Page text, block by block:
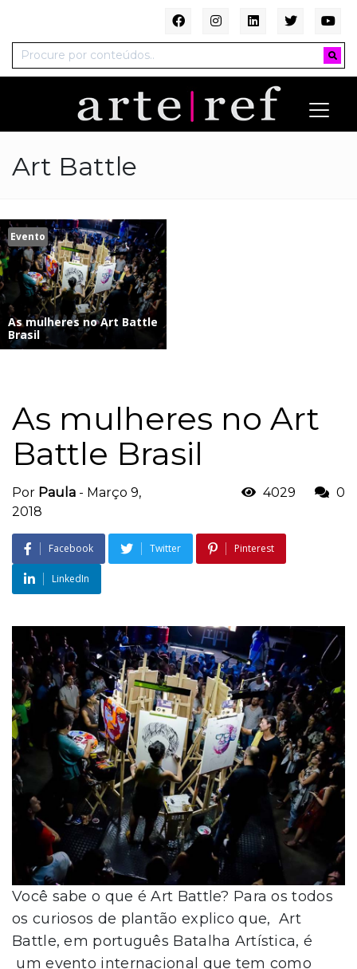
Art Battle
Evento
As mulheres no Art Battle
Brasil
As mulheres no Art
Battle Brasil
Por Paula - Março 9,
2018
4029 0
Facebook Twitter Pinterest
LinkedIn
Você sabe o que é Art Battle? Para os todos
os curiosos de plantão explico que, Art
Battle, em português Batalha Artística, é
um evento internacional que tem como